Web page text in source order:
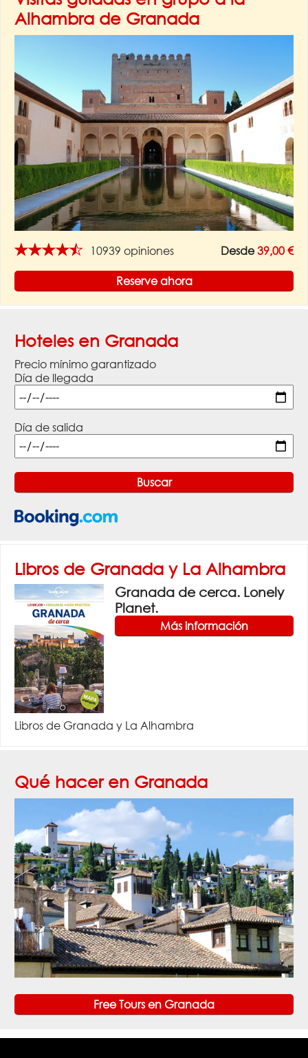
Alhambra de Granada
★★★★★ 10939 opiniones Desde39,00 €
Reserve ahora
Hoteles en Granada
Precio mínimo garantizado
Día de llegada
Día de salida
Libros de Granada y La Alhambra
Granada de cerca. Lonely
Planet.
Más información
Libros de Granada y La Alhambra
Qué hacer en Granada
Free Tours en Granada